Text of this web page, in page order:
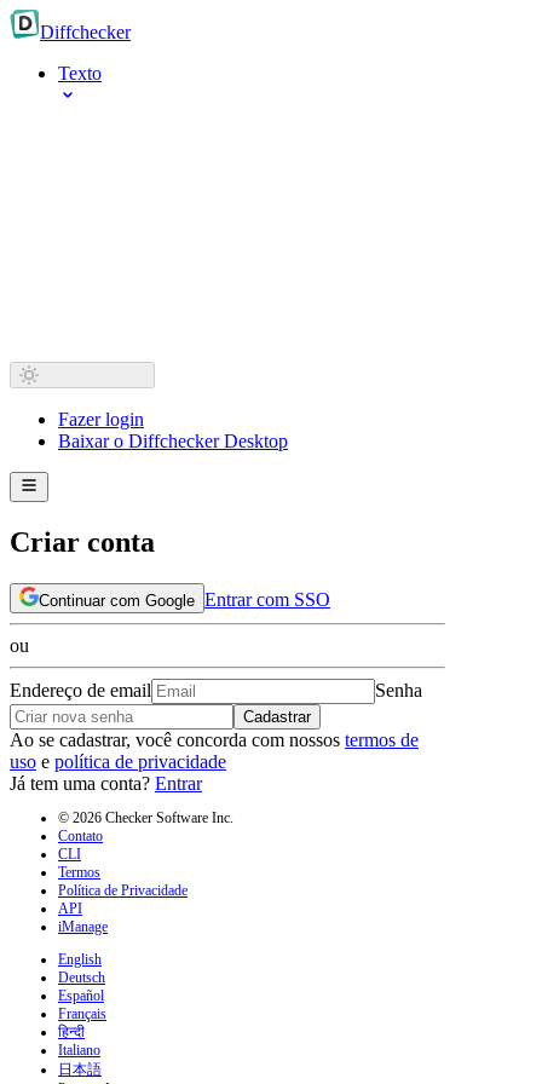
Diffchecker
Texto
Fazer login
Baixar o Diffchecker Desktop
Criar conta
Continuar com Google Entrar com SSO
ou
Endereço de email Senha
Cadastrar
Ao se cadastrar, você concorda com nossos termos de
uso e política de privacidade
Já tem uma conta? Entrar
© 2026 Checker Software Inc.
Contato
CLI
Termos
Política de Privacidade
API
iManage
English
Deutsch
Español
Français
हिन्दी
Italiano
日本語